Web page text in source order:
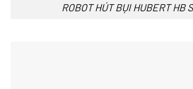
ROBOT HÚT BỤI HUBERT HB